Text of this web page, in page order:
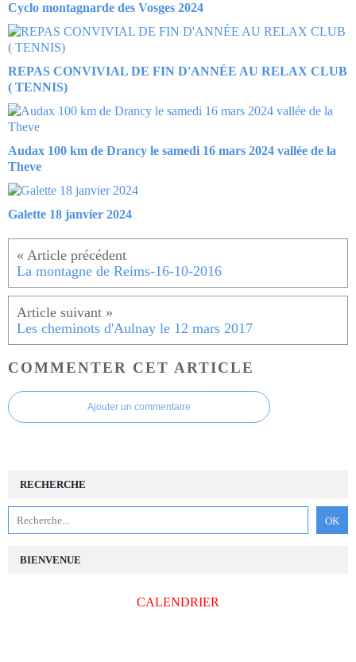
Cyclo montagnarde des Vosges 2024
REPAS CONVIVIAL DE FIN D'ANNÉE AU RELAX CLUB
( TENNIS)
Audax 100 km de Drancy le samedi 16 mars 2024 vallée de la
Theve
Galette 18 janvier 2024
La montagne de Reims-16-10-2016
Les cheminots d'Aulnay le 12 mars 2017
COMMENTER CET ARTICLE
Ajouter un commentaire
RECHERCHE
BIENVENUE
CALENDRIER